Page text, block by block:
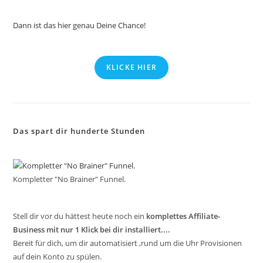
Dann ist das hier genau Deine Chance!
KLICKE HIER
Das spart dir hunderte Stunden
Kompletter "No Brainer" Funnel.
Stell dir vor du hättest heute noch ein komplettes Affiliate-
Business mit nur 1 Klick bei dir installiert....
Bereit für dich, um dir automatisiert ,rund um die Uhr Provisionen
auf dein Konto zu spülen.